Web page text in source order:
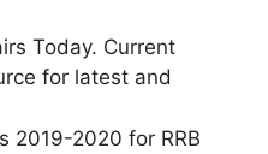
Today. Current
for latest and
2019-2020 for RRB